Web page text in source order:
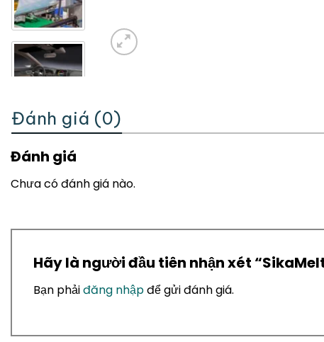
Đánh giá (0)
Đánh giá
Chưa có đánh giá nào.
Hãy là người đầu tiên nhận xét
Bạn phảiđăng nhậpđể gửi đánh giá.